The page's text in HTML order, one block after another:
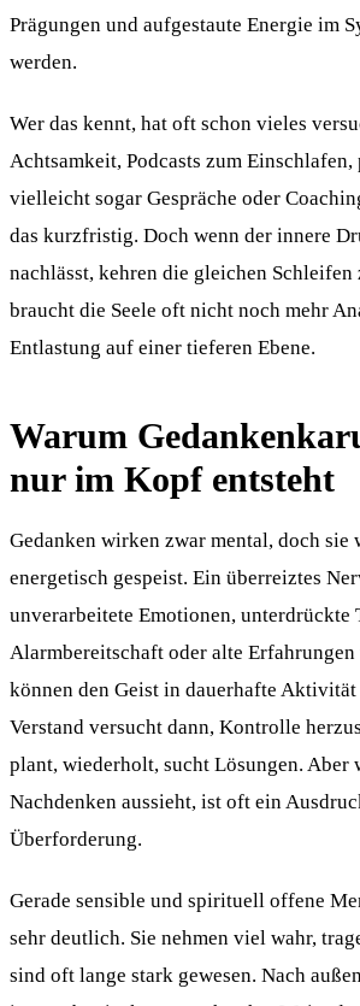
Prägungen und aufgestaute Energie im
werden.
Wer das kennt, hat oft schon vieles
Achtsamkeit, Podcasts zum
vielleicht sogar Gespräche oder
das kurzfristig. Doch wenn der innere
nachlässt, kehren die gleichen Schleifen
braucht die Seele oft nicht noch mehr
Entlastung auf einer tieferen Ebene.
Warum
nur im Kopf entsteht
Gedanken wirken zwar mental, doch sie
energetisch gespeist. Ein überreiztes
unverarbeitete Emotionen, unterdrückte
Alarmbereitschaft oder alte
können den Geist in dauerhafte Aktivität
Verstand versucht dann, Kontrolle
plant, wiederholt, sucht Lösungen. Aber
Nachdenken aussieht, ist oft ein
Überforderung.
Gerade sensible und spirituell offene
sehr deutlich. Sie nehmen viel wahr,
sind oft lange stark gewesen. Nach